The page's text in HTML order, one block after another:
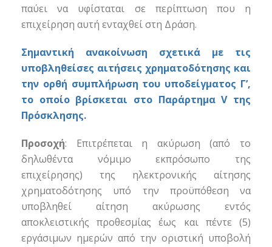
παύει να υφίσταται σε περίπτωση που η
επιχείρηση αυτή ενταχθεί στη Δράση.
Σημαντική ανακοίνωση σχετικά με τις
υποβληθείσες αιτήσεις χρηματοδότησης και
την ορθή συμπλήρωση του υποδείγματος Γ’,
το οποίο βρίσκεται στο Παράρτημα V της
Πρόσκλησης.
Προσοχή: Επιτρέπεται η ακύρωση (από το
δηλωθέντα νόμιμο εκπρόσωπο της
επιχείρησης) της ηλεκτρονικής αίτησης
χρηματοδότησης υπό την προϋπόθεση να
υποβληθεί αίτηση ακύρωσης εντός
αποκλειστικής προθεσμίας έως και πέντε (5)
εργάσιμων ημερών από την οριστική υποβολή